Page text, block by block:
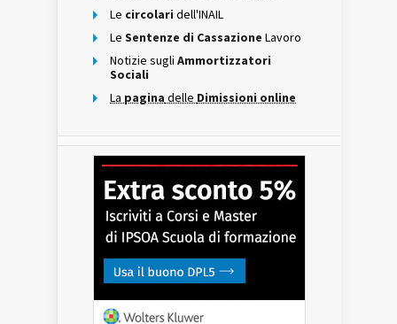
Le circolari dell'INAIL
Le Sentenze di Cassazione Lavoro
Notizie sugli Ammortizzatori
Sociali
La pagina delle Dimissioni online